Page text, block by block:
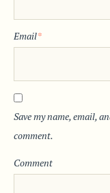
Email*
Save my name, email,
comment.
Comment